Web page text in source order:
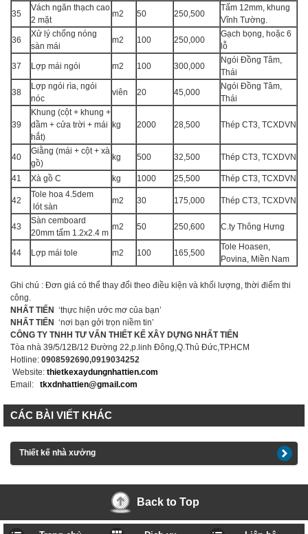
35
Vách ngăn thạch cao
2 mặt
m2 50 250,500
Tấm 12mm, khung
Vĩnh Tường.
36
Xử lý chống nóng
sàn mái
m2 100 250,000
Gạch bọng, hoặc 6
lỗ
37 Lợp mái ngói m2 100 300,000
Ngói Đồng Tâm,
Thái
38
Lợp ngói rìa, ngói
nóc
viên 20 45,000
Ngói Đồng Tâm,
Thái
39
Khung (cột + khung +
dầm + cửa trời + mái
hắt)
kg 2000 28,500 Thép CT3, TCXDVN
40
Giằng (mái + cột + xà
gồ)
kg 500 32,500 Thép CT3, TCXDVN
41 Xà gồ C kg 1000 25,500 Thép CT3, TCXDVN
42
Tole hoa 4.5dem
lót sàn
m2 30 175,000 Thép CT3, TCXDVN
43
Sàn cemboard
20mm tấm 1.2x2.4 m
m2 50 250,600 C.ty Thông Hưng
44 Lợp mái tole m2 100 165,500
Tole Hoasen,
Povina, Miền Nam
Ghi chú : Đơn giá có thể thay đổi theo điều kiện và khối lượng, thời điểm thi
công.
NHẤT TIẾN ‘thực hiện ước mơ của bạn’
NHẤT TIẾN ‘nơi bạn gởi trọn niềm tin’
CÔNG TY TNHH TƯ VẤN THIẾT KẾ XÂY DỰNG NHẤT TIẾN
Tòa nhà 39/5/12B/12 Đường 22,p.linh Đông,Q.Thủ Đức,TP.HCM
Hotline: 0908592690,0919034252
Website: thietkexaydungnhattien.com
Email: tkxdnhattien@gmail.com
CÁC BÀI VIẾT KHÁC
Thiết kế nhà xưởng
Back to Top